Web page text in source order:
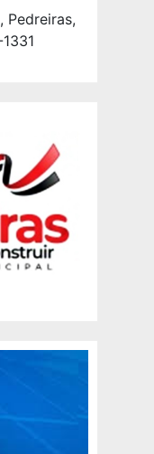
Pedreiras,